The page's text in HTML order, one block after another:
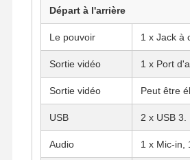
Le NAS Mini PC
Le Celeron Mini PC
Core Mini PC
Départ à l'arrière
Le pouvoir 1 x Jack à
Sortie vidéo 1 x Port
Sortie vidéo Peut être
USB 2 x USB
Audio 1 x Mic-in,